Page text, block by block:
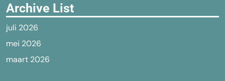
Archive List
juli 2026
mei 2026
maart 2026